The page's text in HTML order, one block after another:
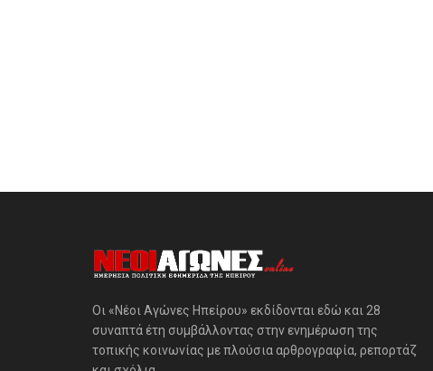
Οι «Νέοι Αγώνες Ηπείρου» εκδίδονται εδώ και 28
συναπτά έτη συμβάλλοντας στην ενημέρωση της
τοπικής κοινωνίας με πλούσια αρθρογραφία, ρεπορτάζ